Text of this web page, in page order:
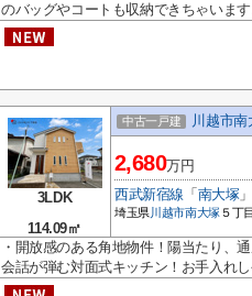
のバッグやコートも収納できちゃいま
3LDK
114.09㎡
中古一戸建 川越市
2,680万円
西武新宿線 「 南大塚
埼玉県川越市南大塚 ５丁目
・開放感のある角地物件！陽当たり、
会話が弾む対面式キッチン！お手入れ